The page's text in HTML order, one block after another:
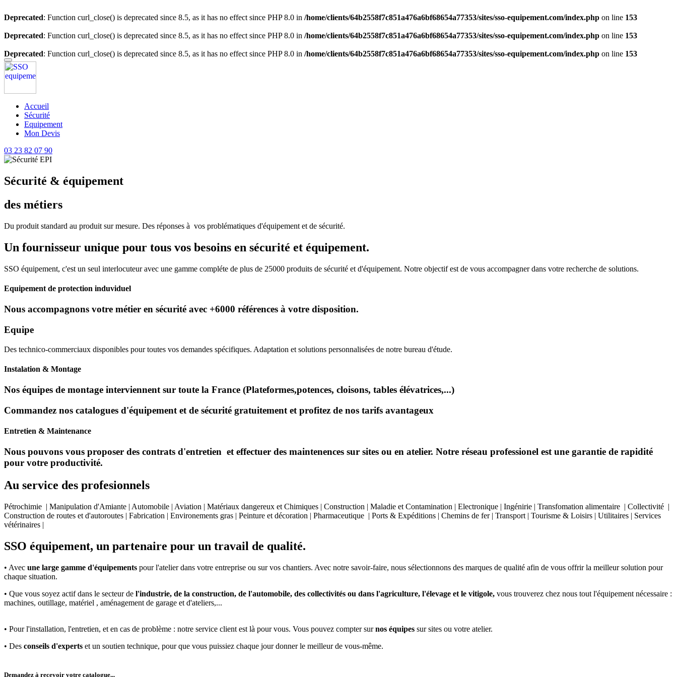
Deprecated: Function curl_close() is deprecated since 8.5, as it has no effect since PHP 8.0 in /home/clients/64b2558f7c851a476a6bf68654a77353/sites/sso-equipement.com/index.php on line 153
Deprecated: Function curl_close() is deprecated since 8.5, as it has no effect since PHP 8.0 in /home/clients/64b2558f7c851a476a6bf68654a77353/sites/sso-equipement.com/index.php on line 153
Deprecated: Function curl_close() is deprecated since 8.5, as it has no effect since PHP 8.0 in /home/clients/64b2558f7c851a476a6bf68654a77353/sites/sso-equipement.com/index.php on line 153
Accueil
Sécurité
Equipement
Mon Devis
03 23 82 07 90
Sécurité & équipement
des métiers
Du produit standard au produit sur mesure. Des réponses à vos problématiques d'équipement et de sécurité.
Un fournisseur unique pour tous vos besoins en sécurité et équipement.
SSO équipement, c'est un seul interlocuteur avec une gamme compléte de plus de 25000 produits de sécurité et d'équipement. Notre objectif est de vous accompagner dans votre recherche de solutions.
Equipement de protection induviduel
Nous accompagnons votre métier en sécurité avec +6000 références à votre disposition.
Equipe
Des technico-commerciaux disponibles pour toutes vos demandes spécifiques. Adaptation et solutions personnalisées de notre bureau d'étude.
Instalation & Montage
Nos équipes de montage interviennent sur toute la France (Plateformes,potences, cloisons, tables élévatrices,...)
Commandez nos catalogues d'équipement et de sécurité gratuitement et profitez de nos tarifs avantageux
Entretien & Maintenance
Nous pouvons vous proposer des contrats d'entretien et effectuer des maintenences sur sites ou en atelier. Notre réseau professionel est une garantie de rapidité
pour votre productivité.
Au service des profesionnels
Pétrochimie | Manipulation d'Amiante | Automobile | Aviation | Matériaux dangereux et Chimiques | Construction | Maladie et Contamination | Electronique | Ingénirie | Transfomation alimentaire | Collectivité |
Construction de routes et d'autoroutes | Fabrication | Environements gras | Peinture et décoration | Pharmaceutique | Ports & Expéditions | Chemins de fer | Transport | Tourisme & Loisirs | Utilitaires | Services
vétérinaires |
SSO équipement, un partenaire pour un travail de qualité.
• Avec une large gamme d'équipements pour l'atelier dans votre entreprise ou sur vos chantiers. Avec notre savoir-faire, nous sélectionnons des marques de qualité afin de vous offrir la meilleur solution pour
chaque situation.
• Que vous soyez actif dans le secteur de l'industrie, de la construction, de l'automobile, des collectivités ou dans l'agriculture, l'élevage et le vitigole, vous trouverez chez nous tout l'équipement nécessaire :
machines, outillage, matériel , aménagement de garage et d'ateliers,...
• Pour l'installation, l'entretien, et en cas de problème : notre service client est là pour vous. Vous pouvez compter surnos équipes sur sites ou votre atelier.
• Des conseils d'experts et un soutien technique, pour que vous puissiez chaque jour donner le meilleur de vous-même.
Demandez à recevoir votre catalogue...